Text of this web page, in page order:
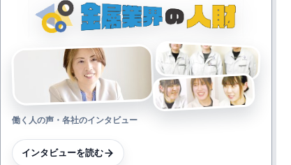
働く人の声・各社のインタビュー
インタビューを読む